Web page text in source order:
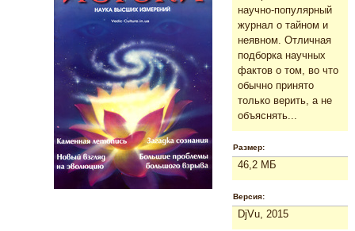
научно-популярный
журнал о тайном и
неявном. Отличная
подборка научных
фактов о том, во что
обычно принято
только верить, а не
объяснять...
Размер:
46,2 МБ
Версия:
DjVu, 2015